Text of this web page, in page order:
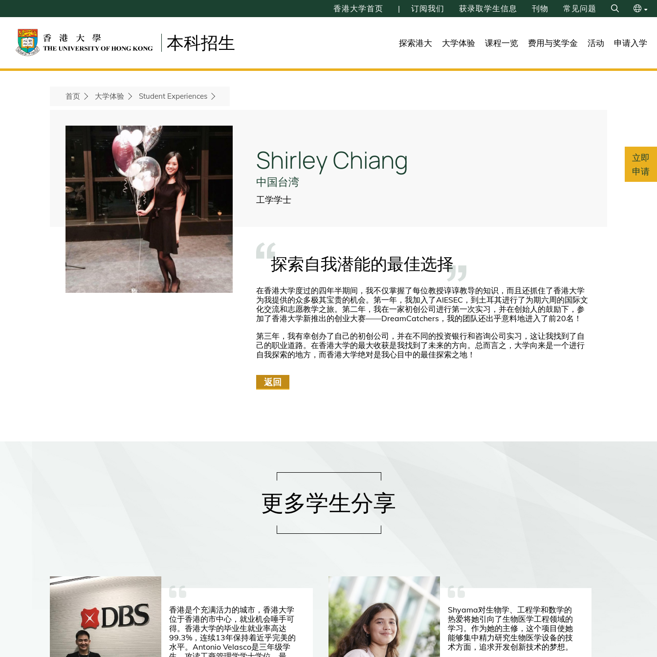
to
main
content
香港大学首页 订阅我们 获录取学生信息 刊物 常见问题
Search
繁
本科招生 探索港大 大学体验 课程一览 费用与奖学金 活动 申请入学
首页 大学体验 Student Experiences
Shirley Chiang
中国台湾
工学学士
探索自我潜能的最佳选择
在香港大学度过的四年半期间，我不仅掌握了每位教授谆谆教导的知识，而且还抓住了香港大学
为我提供的众多极其宝贵的机会。第一年，我加入了AIESEC，到土耳其进行了为期六周的国际文
化交流和志愿教学之旅。第二年，我在一家初创公司进行第一次实习，并在创始人的鼓励下，参
加了香港大学新推出的创业大赛——DreamCatchers，我的团队还出乎意料地进入了前20名！
第三年，我有幸创办了自己的初创公司，并在不同的投资银行和咨询公司实习，这让我找到了自
己的职业道路。在香港大学的最大收获是我找到了未来的方向。总而言之，大学向来是一个进行
自我探索的地方，而香港大学绝对是我心目中的最佳探索之地！
返回
更多学生分享
香港是个充满活力的城市，香港大学
位于香港的市中心，就业机会唾手可
得。香港大学的毕业生就业率高达
99.3%，连续13年保持着近乎完美的
水平。Antonio Velasco是三年级学
Shyama对生物学、工程学和数学的
热爱将她引向了生物医学工程领域的
学习。作为她的主修，这个项目使她
能够集中精力研究生物医学设备的技
术方面，追求开发创新技术的梦想。
立即
申请